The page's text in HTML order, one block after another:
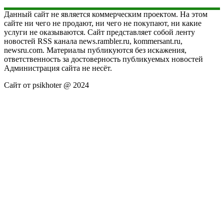
Данный сайт не является коммерческим проектом. На этом
сайте ни чего не продают, ни чего не покупают, ни какие
услуги не оказываются. Сайт представляет собой ленту
новостей RSS канала news.rambler.ru, kommersant.ru,
newsru.com. Материалы публикуются без искажения,
ответственность за достоверность публикуемых новостей
Администрация сайта не несёт.
Сайт от psikhoter @ 2024